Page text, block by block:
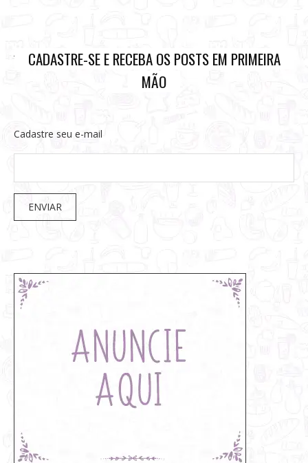
CADASTRE-SE E RECEBA OS POSTS EM PRIMEIRA
MÃO
Cadastre seu e-mail